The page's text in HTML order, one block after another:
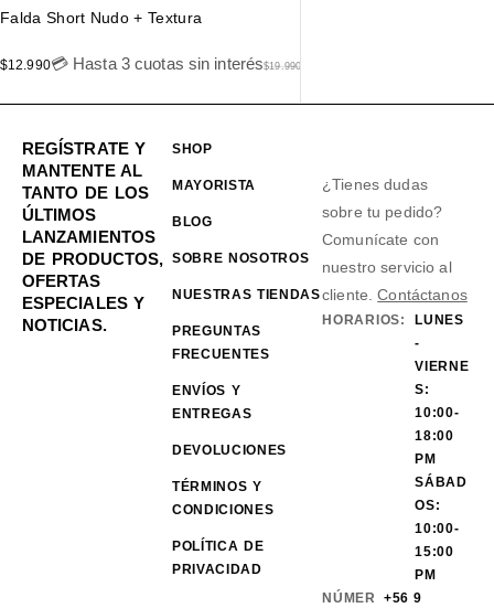
Falda Short Nudo + Textura
$19.990
$12.990💳 Hasta 3 cuotas sin interés
REGÍSTRATE Y
MANTENTE AL
TANTO DE LOS
ÚLTIMOS
LANZAMIENTOS
DE PRODUCTOS,
OFERTAS
ESPECIALES Y
NOTICIAS.
SHOP
MAYORISTA
BLOG
SOBRE NOSOTROS
NUESTRAS TIENDAS
PREGUNTAS
FRECUENTES
ENVÍOS Y
ENTREGAS
DEVOLUCIONES
TÉRMINOS Y
CONDICIONES
POLÍTICA DE
PRIVACIDAD
¿Tienes dudas
sobre tu pedido?
Comunícate con
nuestro servicio al
cliente.Contáctanos
HORARIOS:
LUNES
-
VIERNE
S:
10:00-
18:00
PM
SÁBAD
OS:
10:00-
15:00
PM
NÚMER
+56 9